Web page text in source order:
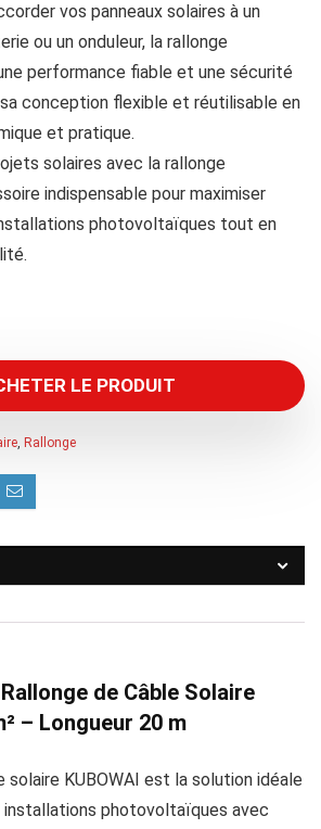
vos panneaux solaires à un
ou un onduleur, la rallonge
performance fiable et une sécurité
conception flexible et réutilisable en
et pratique.
solaires avec la rallonge
indispensable pour maximiser
photovoltaïques tout en
LE PRODUIT
, Rallonge
de Câble Solaire
– Longueur 20 m
solaire KUBOWAI est la solution idéale
photovoltaïques avec